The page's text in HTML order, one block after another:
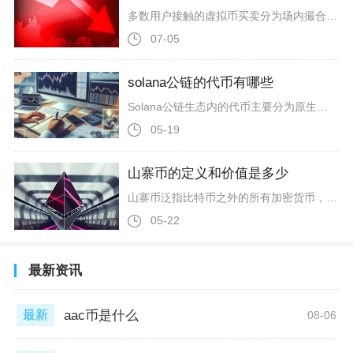
07-05
solana公链的代币有哪些
05-19
山寨币的定义和价值是多少
05-22
最新资讯
最新 aac币是什么 08-06